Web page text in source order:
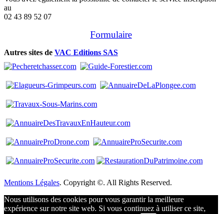
au
02 43 89 52 07
Formulaire
Autres sites de VAC Editions SAS
Mentions Légales. Copyright ©. All Rights Reserved.
Nous utilisons des cookies pour vous garantir la meilleure
expérience sur notre site web. Si vous continuez à utiliser ce site,